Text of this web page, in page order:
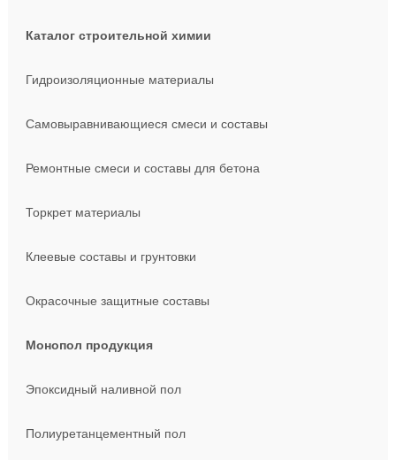
Каталог строительной химии
Гидроизоляционные материалы
Самовыравнивающиеся смеси и составы
Ремонтные смеси и составы для бетона
Торкрет материалы
Клеевые составы и грунтовки
Окрасочные защитные составы
Монопол продукция
Эпоксидный наливной пол
Полиуретанцементный пол